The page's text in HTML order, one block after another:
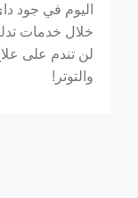
اليوم في جود
خلال خدمات
لن تندم على
والتوتر!